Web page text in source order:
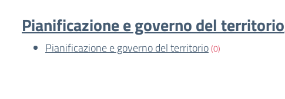
Pianificazione e governo del territorio
Pianificazione e governo del territorio(0)